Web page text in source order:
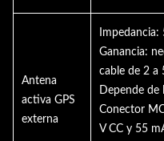
Antena
activa GPS
externa
Ganancia:
cable de 2 a
Depende
Conector
V CC y 55